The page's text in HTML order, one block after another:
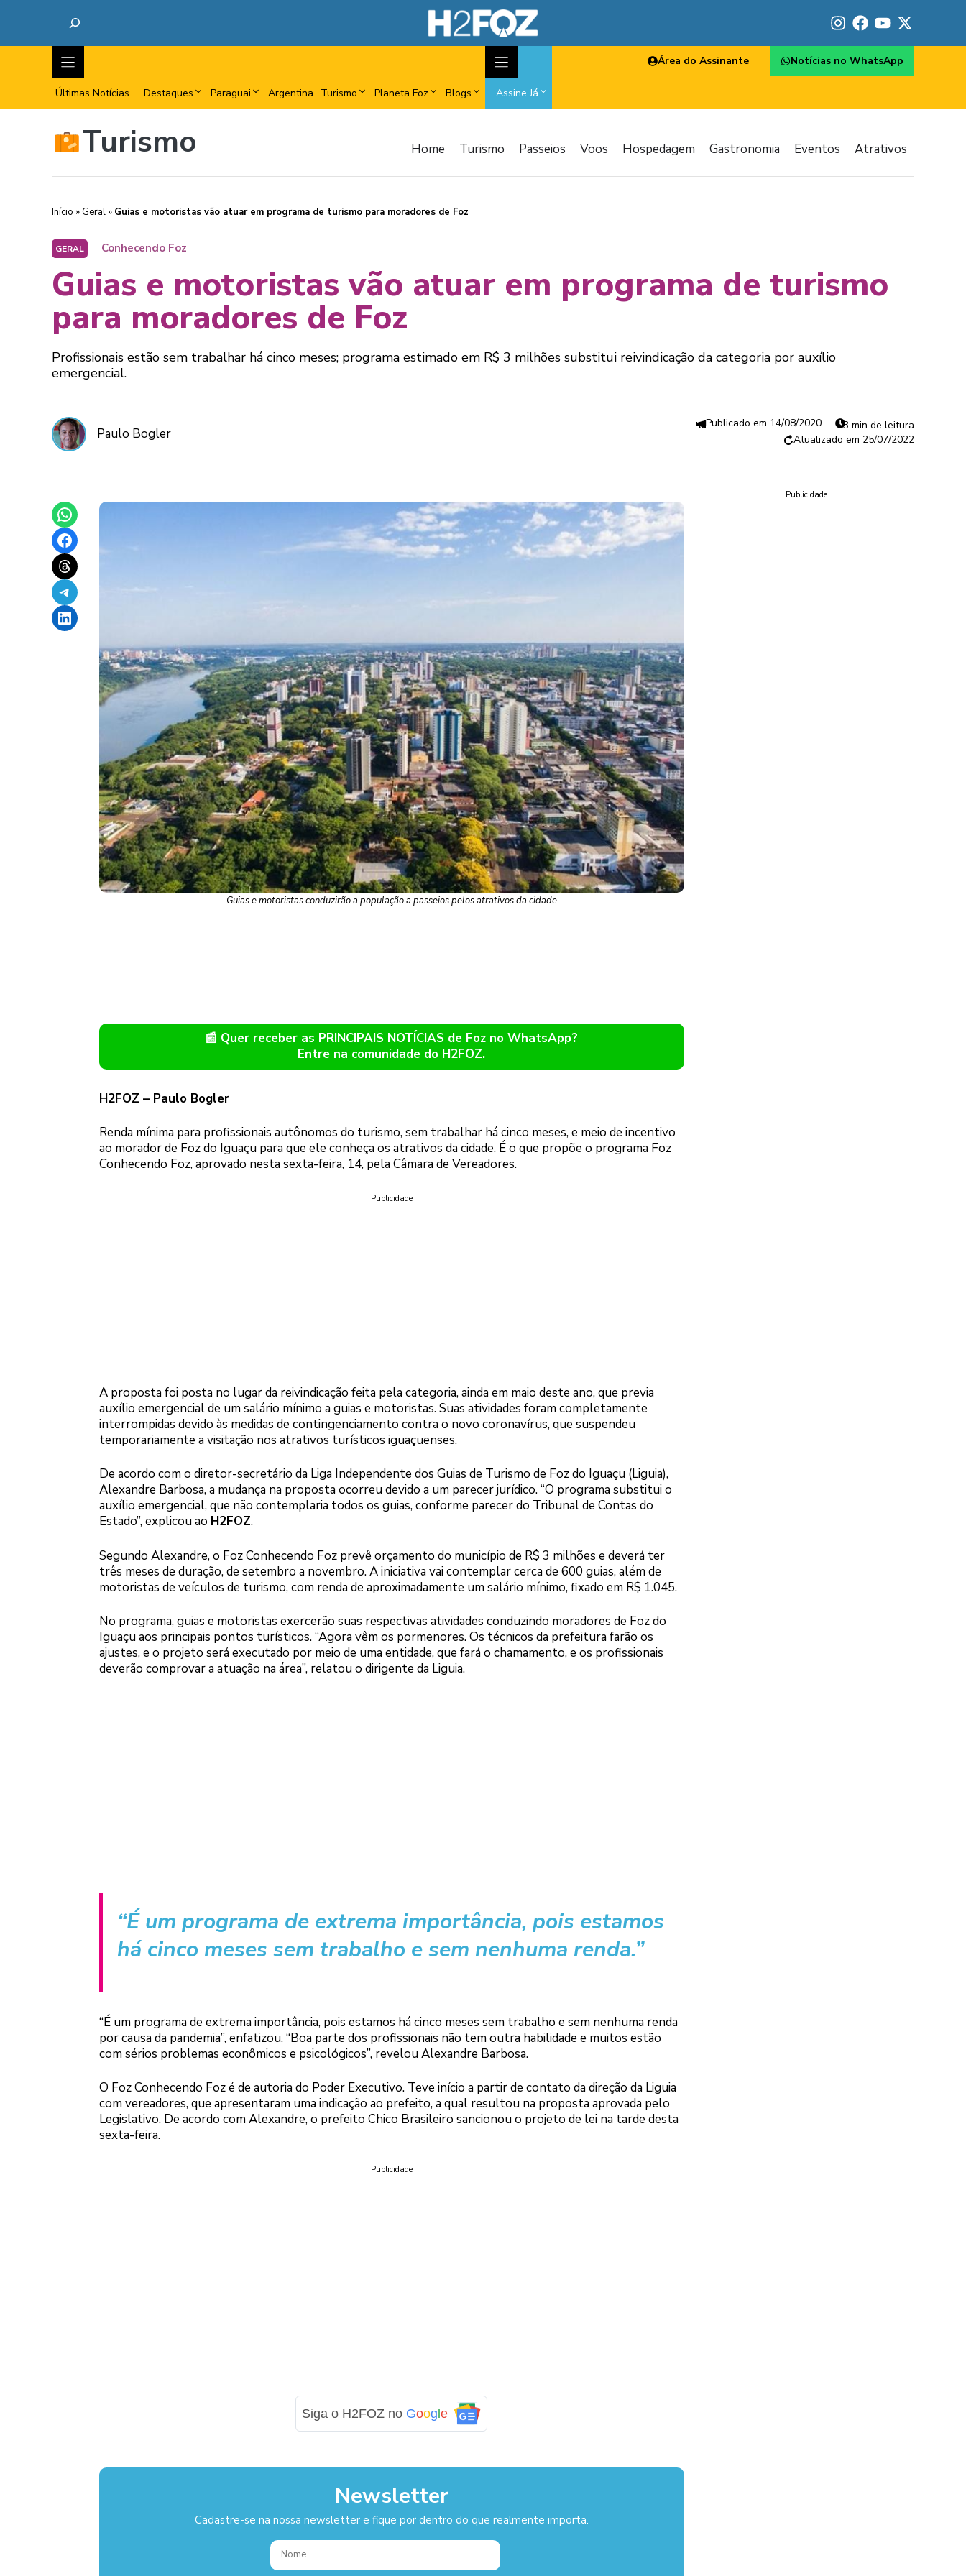
Últimas Notícias Destaques Paraguai Argentina Turismo Planeta Foz Blogs Assine Já
Área do Assinante Notícias no WhatsApp
Turismo Home Turismo Passeios Voos Hospedagem Gastronomia Eventos Atrativos
Início » Geral » Guias e motoristas vão atuar em programa de turismo para moradores de Foz
GERAL Conhecendo Foz
Guias e motoristas vão atuar em programa de turismo
para moradores de Foz
Profissionais estão sem trabalhar há cinco meses; programa estimado em R$ 3 milhões substitui reivindicação da categoria por auxílio
emergencial.
Paulo Bogler
14/08/2020
3 min de leitura
25/07/2022
Share on WhatsApp
Share on Facebook
Share on Threads
Share on Telegram
Share on LinkedIn
Guias e motoristas conduzirão a população a passeios pelos atrativos da cidade
📰 Quer receber as PRINCIPAIS NOTÍCIAS de Foz no WhatsApp?
Entre na comunidade do H2FOZ.
H2FOZ – Paulo Bogler
Renda mínima para profissionais autônomos do turismo, sem trabalhar há cinco meses, e meio de incentivo
ao morador de Foz do Iguaçu para que ele conheça os atrativos da cidade. É o que propõe o programa Foz
Conhecendo Foz, aprovado nesta sexta-feira, 14, pela Câmara de Vereadores.
Publicidade
A proposta foi posta no lugar da reivindicação feita pela categoria, ainda em maio deste ano, que previa
auxílio emergencial de um salário mínimo a guias e motoristas. Suas atividades foram completamente
interrompidas devido às medidas de contingenciamento contra o novo coronavírus, que suspendeu
temporariamente a visitação nos atrativos turísticos iguaçuenses.
De acordo com o diretor-secretário da Liga Independente dos Guias de Turismo de Foz do Iguaçu (Liguia),
Alexandre Barbosa, a mudança na proposta ocorreu devido a um parecer jurídico. “O programa substitui o
auxílio emergencial, que não contemplaria todos os guias, conforme parecer do Tribunal de Contas do
Estado”, explicou ao H2FOZ.
Segundo Alexandre, o Foz Conhecendo Foz prevê orçamento do município de R$ 3 milhões e deverá ter
três meses de duração, de setembro a novembro. A iniciativa vai contemplar cerca de 600 guias, além de
motoristas de veículos de turismo, com renda de aproximadamente um salário mínimo, fixado em R$ 1.045.
No programa, guias e motoristas exercerão suas respectivas atividades conduzindo moradores de Foz do
Iguaçu aos principais pontos turísticos. “Agora vêm os pormenores. Os técnicos da prefeitura farão os
ajustes, e o projeto será executado por meio de uma entidade, que fará o chamamento, e os profissionais
deverão comprovar a atuação na área”, relatou o dirigente da Liguia.
“É um programa de extrema importância, pois estamos
há cinco meses sem trabalho e sem nenhuma renda.”
“É um programa de extrema importância, pois estamos há cinco meses sem trabalho e sem nenhuma renda
por causa da pandemia”, enfatizou. “Boa parte dos profissionais não tem outra habilidade e muitos estão
com sérios problemas econômicos e psicológicos”, revelou Alexandre Barbosa.
O Foz Conhecendo Foz é de autoria do Poder Executivo. Teve início a partir de contato da direção da Liguia
com vereadores, que apresentaram uma indicação ao prefeito, a qual resultou na proposta aprovada pelo
Legislativo. De acordo com Alexandre, o prefeito Chico Brasileiro sancionou o projeto de lei na tarde desta
sexta-feira.
Publicidade
Siga o H2FOZ no Goog le
Newsletter
Cadastre-se na nossa newsletter e fique por dentro do que realmente importa.
Publicidade